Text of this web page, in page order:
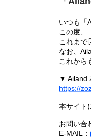
いつも「
この度、
これまで
なお、
これから
▼ Ailand
https://
本サイト
お問い合
E-MAIL：